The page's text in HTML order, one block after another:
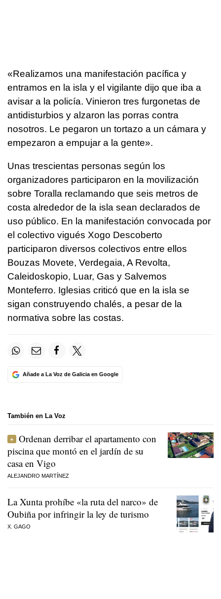
«Realizamos una manifestación pacífica y
entramos en la isla y el vigilante dijo que iba a
avisar a la policía. Vinieron tres furgonetas de
antidisturbios y alzaron las porras contra
nosotros. Le pegaron un tortazo a un cámara y
empezaron a empujar a la gente».
Unas trescientas personas según los
organizadores participaron en la movilización
sobre Toralla reclamando que seis metros de
costa alrededor de la isla sean declarados de
uso público. En la manifestación convocada por
el colectivo vigués Xogo Descoberto
participaron diversos colectivos entre ellos
Bouzas Movete, Verdegaia, A Revolta,
Caleidoskopio, Luar, Gas y Salvemos
Monteferro. Iglesias criticó que en la isla se
sigan construyendo chalés, a pesar de la
normativa sobre las costas.
Añade a La Voz de Galicia en Google
También en La Voz
Ordenan derribar el apartamento con
piscina que montó en el jardín de su
casa en Vigo
ALEJANDRO MARTÍNEZ
La Xunta prohíbe «la ruta del narco» de
Oubiña por infringir la ley de turismo
X. GAGO